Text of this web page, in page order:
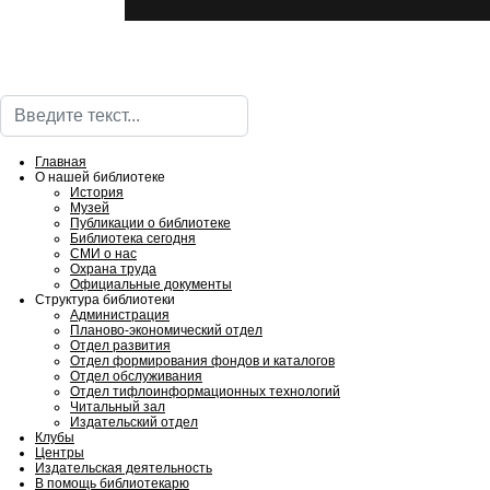
Поиск
Главная
О нашей библиотеке
История
Музей
Публикации о библиотеке
Библиотека сегодня
СМИ о нас
Охрана труда
Официальные документы
Структура библиотеки
Администрация
Планово-экономический отдел
Отдел развития
Отдел формирования фондов и каталогов
Отдел обслуживания
Отдел тифлоинформационных технологий
Читальный зал
Издательский отдел
Клубы
Центры
Издательская деятельность
В помощь библиотекарю